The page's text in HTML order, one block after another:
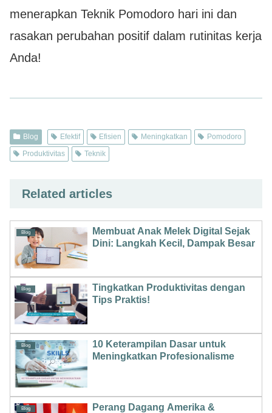
menerapkan Teknik Pomodoro hari ini dan
rasakan perubahan positif dalam rutinitas kerja
Anda!
Blog Efektif Efisien Meningkatkan
Pomodoro
Produktivitas
Teknik
Related articles
Blog
Membuat Anak Melek Digital Sejak
Dini: Langkah Kecil, Dampak Besar
Blog
Tingkatkan Produktivitas dengan
Tips Praktis!
Blog
10 Keterampilan Dasar untuk
Meningkatkan Profesionalisme
Blog
Perang Dagang Amerika &